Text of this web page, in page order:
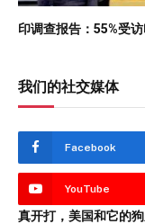
印调查报告：55%受
我们的社交媒体
Facebook
YouTube
真开打，美国和它的